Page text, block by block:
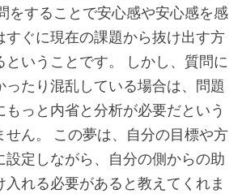
をすることで安心感や安心感を感
すぐに現在の課題から抜け出す方
ということです。 しかし、質問に
ったり混乱している場合は、問題
もっと内省と分析が必要だという
せん。 この夢は、自分の目標や方
設定しながら、自分の側からの助
入れる必要があると教えてくれま